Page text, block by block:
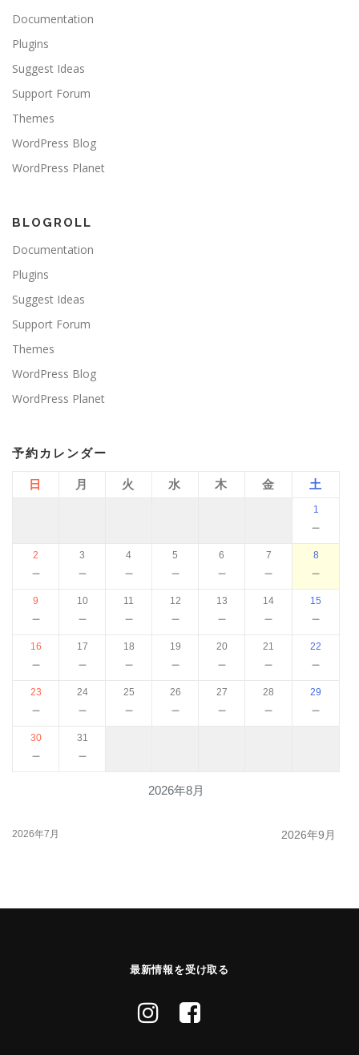
Documentation
Plugins
Suggest Ideas
Support Forum
Themes
WordPress Blog
WordPress Planet
BLOGROLL
Documentation
Plugins
Suggest Ideas
Support Forum
Themes
WordPress Blog
WordPress Planet
予約カレンダー
2026年8月
日 月 火 水 木 金 土
1
－
2
－
3
－
4
－
5
－
6
－
7
－
8
－
9
－
10
－
11
－
12
－
13
－
14
－
15
－
16
－
17
－
18
－
19
－
20
－
21
－
22
－
23
－
24
－
25
－
26
－
27
－
28
－
29
－
30
－
31
－
2026年7月 2026年9月
最新情報を受け取る